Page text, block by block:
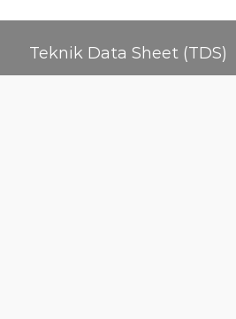
Teknik Data Sheet (TDS)